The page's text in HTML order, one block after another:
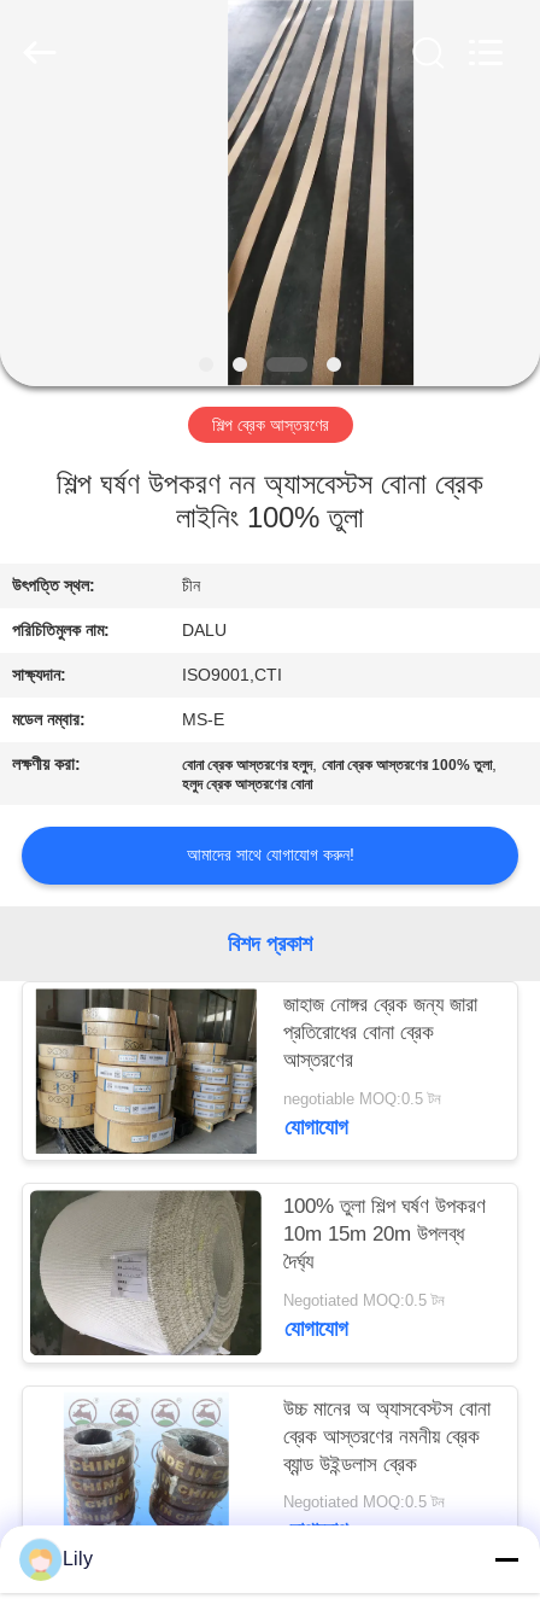
কারখানা
আমাদের
সাথে
যোগাযোগ
করুন
উদ্ধৃতির
জন্য
সাইট
ম্যাপ
PRIVACY
POLICY
শিল্প ব্রেক আস্তরণের
শিল্প ঘর্ষণ উপকরণ নন অ্যাসবেস্টস বোনা ব্রেক
লাইনিং 100% তুলা
উৎপত্তি স্থল: চীন
পরিচিতিমুলক নাম: DALU
সাক্ষ্যদান: ISO9001,CTI
মডেল নম্বার: MS-E
লক্ষণীয় করা: বোনা ব্রেক আস্তরণের হলুদ,বোনা ব্রেক আস্তরণের 100% তুলা,
হলুদ ব্রেক আস্তরণের বোনা
আমাদের সাথে যোগাযোগ করুন!
বিশদ প্রকাশ
জাহাজ নোঙ্গর ব্রেক জন্য জারা
প্রতিরোধের বোনা ব্রেক
আস্তরণের
negotiable MOQ:0.5 টন
যোগাযোগ
100% তুলা শিল্প ঘর্ষণ উপকরণ
10m 15m 20m উপলব্ধ
দৈর্ঘ্য
Negotiated MOQ:0.5 টন
যোগাযোগ
উচ্চ মানের অ অ্যাসবেস্টস বোনা
ব্রেক আস্তরণের নমনীয় ব্রেক
ব্যান্ড উইন্ডলাস ব্রেক
Negotiated MOQ:0.5 টন
যোগাযোগ
Lily